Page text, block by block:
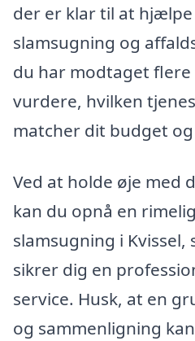
der er klar til at
slamsugning og
du har modtaget
vurdere, hvilken
matcher dit budget
Ved at holde øje med
kan du opnå en
slamsugning i
sikrer dig en
service. Husk, at en
og sammenligning